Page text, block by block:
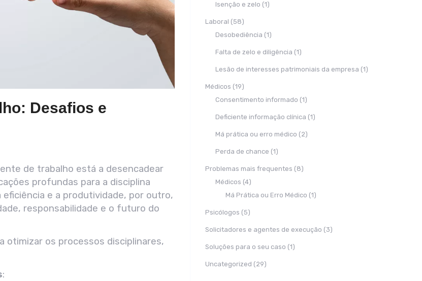
Desafios e
de trabalho está a desencadear
profundas para a disciplina
e a produtividade, por outro,
responsabilidade e o futuro do
otimizar os processos disciplinares,
:
Isenção e zelo (1)
Laboral (58)
Desobediência (1)
Falta de zelo e diligência (1)
Lesão de interesses patrimoniais da empresa (1)
Médicos (19)
Consentimento informado (1)
Deficiente informação clínica (1)
Má prática ou erro médico (2)
Perda de chance (1)
Problemas mais frequentes (8)
Médicos (4)
Má Prática ou Erro Médico (1)
Psicólogos (5)
Solicitadores e agentes de execução (3)
Soluções para o seu caso (1)
Uncategorized (29)